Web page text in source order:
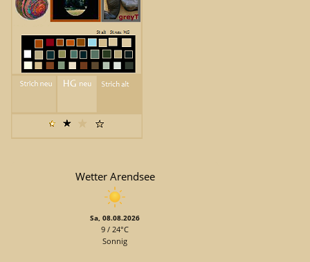
Wetter Arendsee
Sa, 08.08.2026
9 / 24°C
Sonnig